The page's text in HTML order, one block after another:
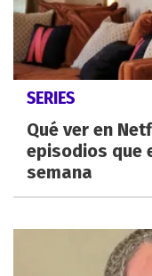
SERIES
Qué ver en
episodios que
semana